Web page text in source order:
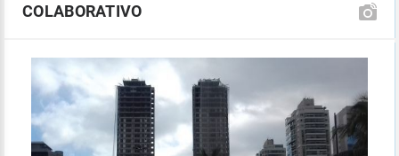
COLABORATIVO